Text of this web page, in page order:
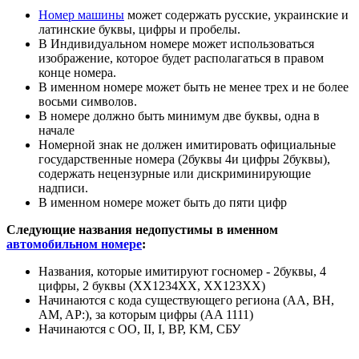
Номер машины может содержать русские, украинские и
латинские буквы, цифры и пробелы.
В Индивидуальном номере может использоваться
изображение, которое будет располагаться в правом
конце номера.
В именном номере может быть не менее трех и не более
восьми символов.
В номере должно быть минимум две буквы, одна в
начале
Номерной знак не должен имитировать официальные
государственные номера (2буквы 4и цифры 2буквы),
содержать нецензурные или дискриминирующие
надписи.
В именном номере может быть до пяти цифр
Следующие названия недопустимы в именном
автомобильном номере:
Названия, которые имитируют госномер - 2буквы, 4
цифры, 2 буквы (XX1234XX, XX123XX)
Начинаются с кода существующего региона (AA, BH,
AM, AP:), за которым цифры (AA 1111)
Начинаются с ОО, II, I, BP, KM, СБУ